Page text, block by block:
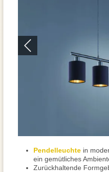
Pendelleuchte in
ein gemütliches
Zurückhaltende